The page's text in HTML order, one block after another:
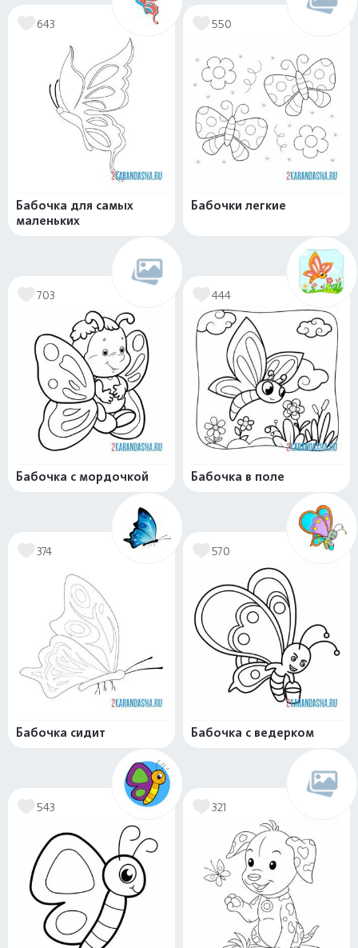
643
Бабочка для самых
маленьких
550
Бабочки легкие
703
Бабочка с мордочкой
444
Бабочка в поле
374
Бабочка сидит
570
Бабочка с ведерком
543 321